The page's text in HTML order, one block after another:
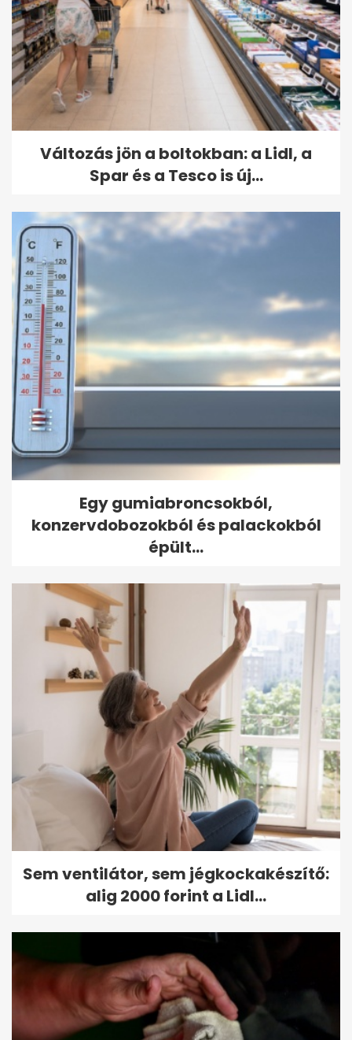
Változás jön a boltokban: a Lidl, a
Spar és a Tesco is új...
Egy gumiabroncsokból,
konzervdobozokból és palackokból
épült...
Sem ventilátor, sem jégkockakészítő:
alig 2000 forint a Lidl...